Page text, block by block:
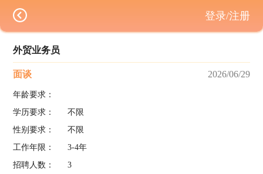
外贸业务员
面谈 2026/06/29
年龄要求：
学历要求：
不限
性别要求：
不限
工作年限：
3-4年
招聘人数：
3
登录/注册